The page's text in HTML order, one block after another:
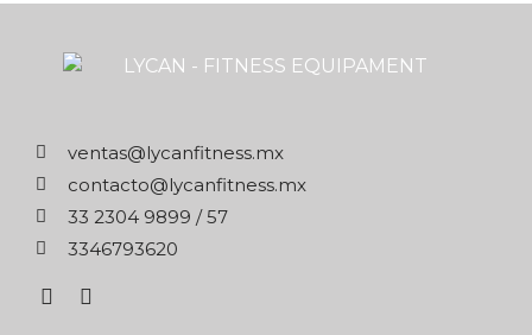
xm.ssentifnacyl@satnev
xm.ssentifnacyl@otcatnoc
75 / 9989 4032 33
0263976433